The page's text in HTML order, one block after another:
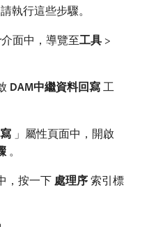
請執行這些步驟。
介面中，導覽至​工具 >
DAM中繼資料回寫 ​工
」屬性頁面中，開啟
。
，按一下​ 處理序 ​索引標